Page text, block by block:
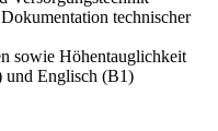
technischer
sowie Höhentauglichkeit
und Englisch (B1)